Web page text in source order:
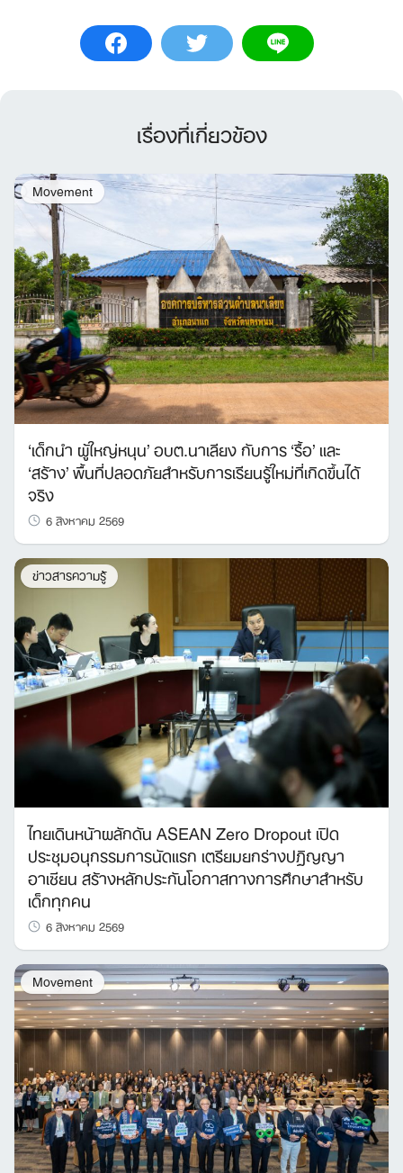
Search
for:
เรื่องที่เกี่ยวข้อง
Movement
‘เด็กนำ ผู้ใหญ่หนุน’ อบต.นาเลียง กับการ ‘รื้อ’ และ
‘สร้าง’ พื้นที่ปลอดภัยสำหรับการเรียนรู้ใหม่ที่เกิดขึ้นได้
จริง
6 สิงหาคม 2569
ข่าวสารความรู้
ไทยเดินหน้าผลักดัน ASEAN Zero Dropout เปิด
ประชุมอนุกรรมการนัดแรก เตรียมยกร่างปฏิญญา
อาเซียน สร้างหลักประกันโอกาสทางการศึกษาสำหรับ
เด็กทุกคน
6 สิงหาคม 2569
Movement